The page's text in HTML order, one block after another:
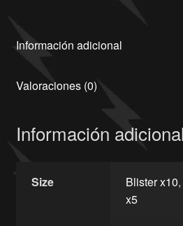
Información adicional
Valoraciones (0)
Información adicional
Size Blister x10,
x5